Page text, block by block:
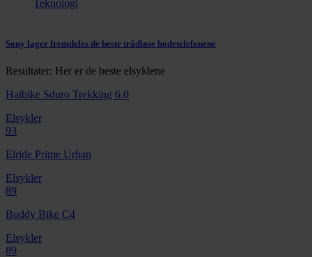
Teknologi
Sony lager fremdeles de beste trådløse hodetelefonene
Resultater: Her er de beste elsyklene
Haibike Sduro Trekking 6.0
Elsykler
93
Elride Prime Urban
Elsykler
89
Buddy Bike C4
Elsykler
89